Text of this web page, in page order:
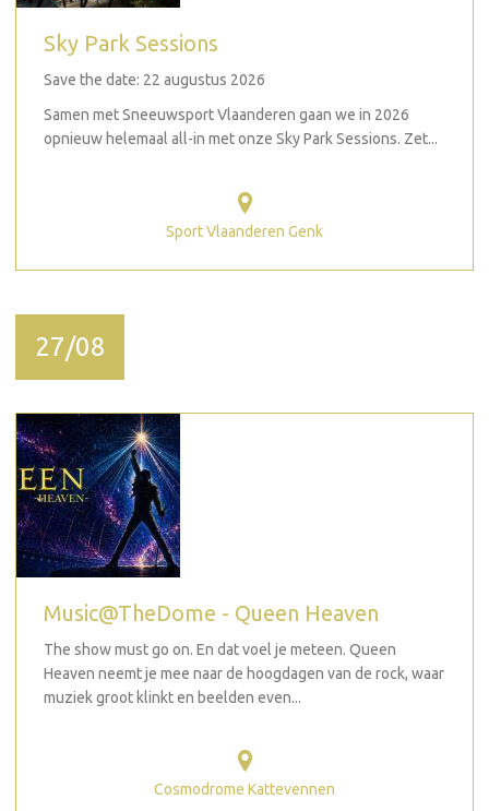
Sky Park Sessions
Save the date: 22 augustus 2026
Samen met Sneeuwsport Vlaanderen gaan we in 2026
opnieuw helemaal all-in met onze Sky Park Sessions. Zet...
Sport Vlaanderen Genk
27/08
Music@TheDome - Queen Heaven
The show must go on. En dat voel je meteen. Queen
Heaven neemt je mee naar de hoogdagen van de rock, waar
muziek groot klinkt en beelden even...
Cosmodrome Kattevennen